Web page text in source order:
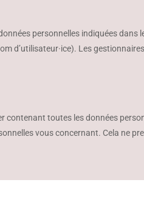
personnelles indiquées dans
d’utilisateur·ice). Les
contenant toutes les données
vous concernant. Cela ne